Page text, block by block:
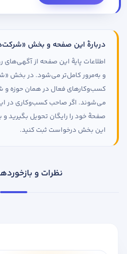
دربارهٔ این صفحه و بخش
اطلاعات پایهٔ این صفحه از آگهی‌های
و به‌مرور کامل‌تر می‌شود. در بخش
کسب‌وکارهای فعال در همان حوزه
می‌شوند. اگر صاحب کسب‌وکاری در
صفحهٔ خود را رایگان تحویل بگیرید و
این بخش درخواست ثبت کنید.
نظرات و